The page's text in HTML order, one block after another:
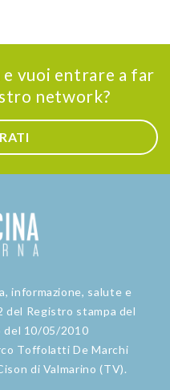
e vuoi entrare a far
network?
informazione, salute e
Registro stampa del
del 10/05/2010
Toffolatti De Marchi
di Valmarino (TV).